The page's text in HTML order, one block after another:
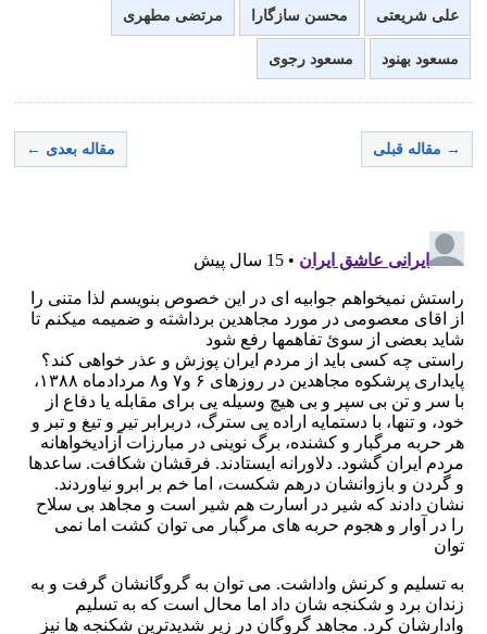
علی شریعتی محسن سازگارا مرتضی مطهری
مسعود بهنود مسعود رجوی
→ مقاله قبلی مقاله بعدی ←